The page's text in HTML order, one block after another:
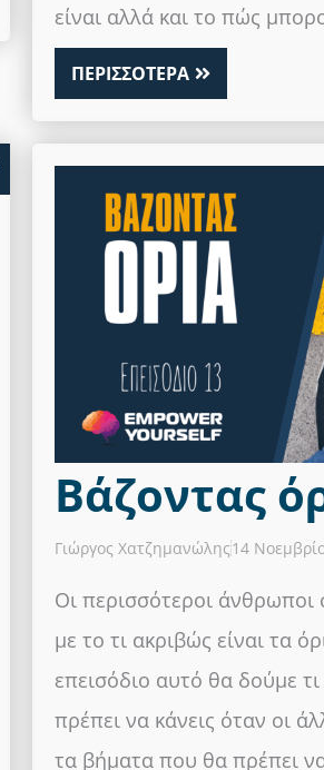
είναι αλλά και το πώς
ΠΕΡΙΣΣΟΤΕΡΑ
Βάζοντας
Γιώργος Χατζημανώλης14
Οι περισσότεροι άνθρωποι
με το τι ακριβώς είναι τα
επεισόδιο αυτό θα δούμε τι
πρέπει να κάνεις όταν οι
τα βήματα που θα πρέπει